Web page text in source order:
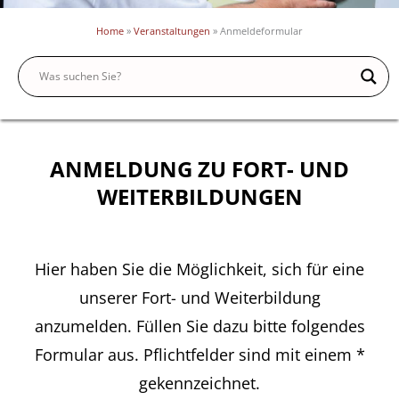
Home » Veranstaltungen » Anmeldeformular
ANMELDUNG ZU FORT- UND
WEITERBILDUNGEN
Hier haben Sie die Möglichkeit, sich für eine
unserer Fort- und Weiterbildung
anzumelden. Füllen Sie dazu bitte folgendes
Formular aus. Pflichtfelder sind mit einem *
gekennzeichnet.